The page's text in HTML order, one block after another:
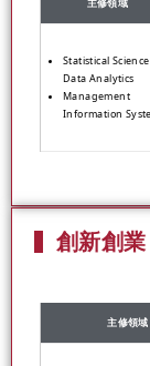
Statistical
Data Analytics
Management
Information
創新創
主修領域